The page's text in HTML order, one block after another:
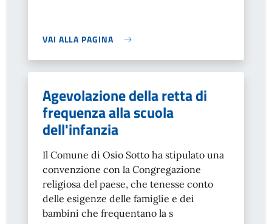
VAI ALLA PAGINA
Agevolazione della retta di
frequenza alla scuola
dell'infanzia
Il Comune di Osio Sotto ha stipulato una
convenzione con la Congregazione
religiosa del paese, che tenesse conto
delle esigenze delle famiglie e dei
bambini che frequentano la s